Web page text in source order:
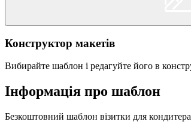
Конструктор макетів
Вибирайте шаблон і редагуйте його в
Інформація про шаблон
Безкоштовний шаблон візитки для